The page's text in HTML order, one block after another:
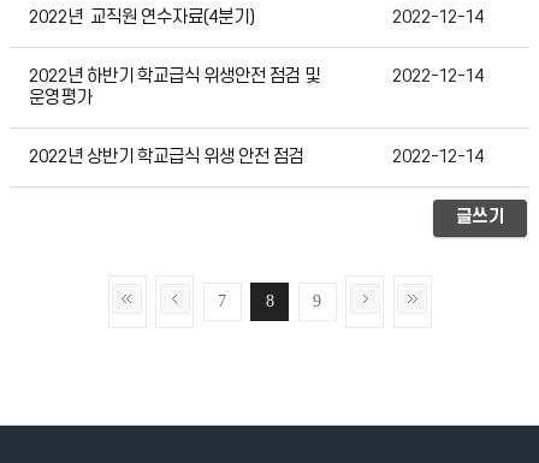
2022년 교직원 연수자료(4분기) 2022-12-14
2022년 하반기 학교급식 위생안전 점검 및
운영평가
2022-12-14
2022년 상반기 학교급식 위생 안전 점검 2022-12-14
글쓰기
7 8 9